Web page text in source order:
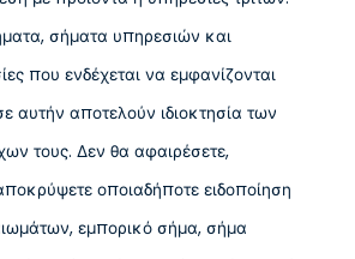
σήματα υπηρεσιών και
που ενδέχεται να εμφανίζονται
αυτήν αποτελούν ιδιοκτησία των
τους. Δεν θα αφαιρέσετε,
οποιαδήποτε ειδοποίηση
εμπορικό σήμα, σήμα